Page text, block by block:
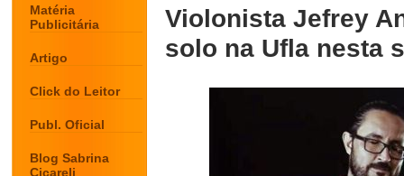
Matéria
Publicitária
Artigo
Click do Leitor
Publ. Oficial
Blog Sabrina
Cicareli
Violonista Jefrey
solo na Ufla nesta